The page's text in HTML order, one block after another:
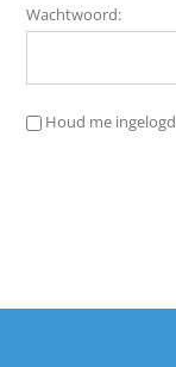
Wachtwoord:
Houd me ingelogd